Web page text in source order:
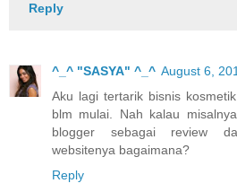
Reply
^_^ "SASYA" ^_^ August 6,
Aku lagi tertarik bisnis
blm mulai. Nah kalau
blogger sebagai review
websitenya bagaimana?
Reply